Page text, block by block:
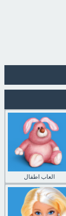
العاب اطفال